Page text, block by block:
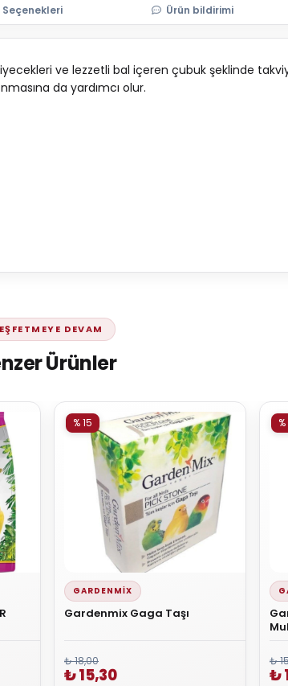
Seçenekleri Ürün bildirimi
ve lezzetli bal içeren çubuk şeklinde
da yardımcı olur.
DEVAM
Ürünler
GARDENMIX
Gardenmix Gaga Taşı
% 15
₺ 18,00
₺ 15,30
₺
₺